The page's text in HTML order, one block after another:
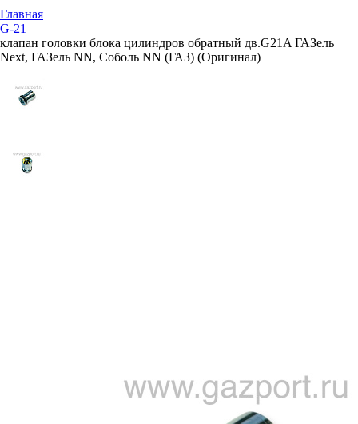
Главная
G-21
клапан головки блока цилиндров обратный дв.G21A ГАЗель
Next, ГАЗель NN, Соболь NN (ГАЗ) (Оригинал)